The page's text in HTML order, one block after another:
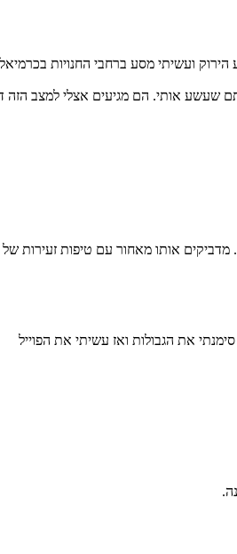
ועשיתי מסע ברחבי החנויות
אותי. הם מגיעים אצלי למצב הזה
מדביקים אותו מאחור עם טיפות זעירות
את הגבולות ואז עשיתי את הפוייל